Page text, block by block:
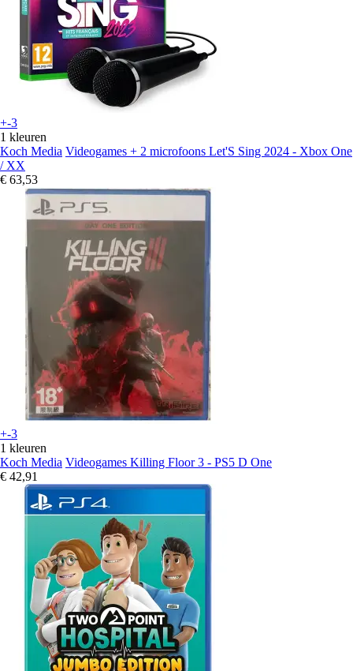
+-3
1 kleuren
Koch Media Videogames + 2 microfoons Let'S Sing 2024 - Xbox One
/ XX
€ 63,53
+-3
1 kleuren
Koch Media Videogames Killing Floor 3 - PS5 D One
€ 42,91